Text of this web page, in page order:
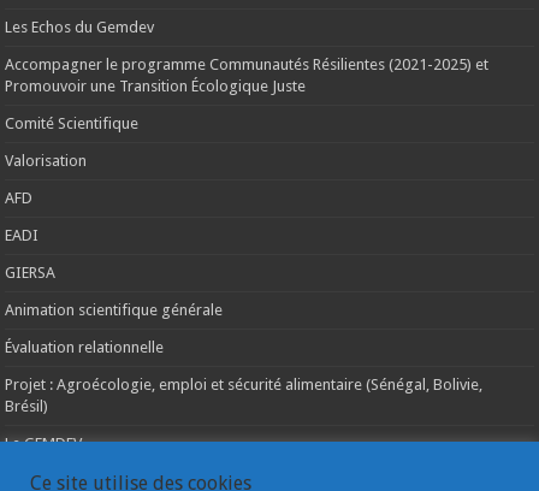
Les Echos du Gemdev
Accompagner le programme Communautés Résilientes (2021-2025) et
Promouvoir une Transition Écologique Juste
Comité Scientifique
Valorisation
AFD
EADI
GIERSA
Animation scientifique générale
Évaluation relationnelle
Projet : Agroécologie, emploi et sécurité alimentaire (Sénégal, Bolivie,
Brésil)
Le GEMDEV
La pluridisciplinarité
Ce site utilise des cookies